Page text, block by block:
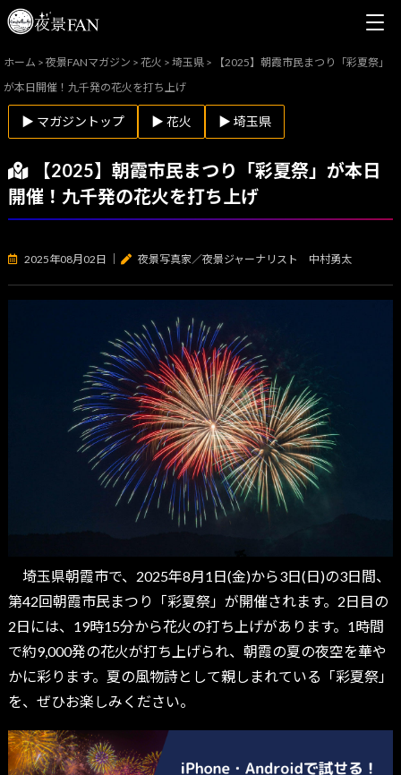
ホーム >夜景FANマガジン >花火 >埼玉県 >
【2025】朝霞市民まつり「彩夏祭」
が本日開催！九千発の花火を打ち上げ
▶ マガジントップ ▶ 花火 ▶ 埼玉県
【2025】朝霞市民まつり「彩夏祭」が本日
開催！九千発の花火を打ち上げ
2025年08月02日 夜景写真家／夜景ジャーナリスト 中村勇太
埼玉県朝霞市で、2025年8月1日(金)から3日(日)の3日間、
第42回朝霞市民まつり「彩夏祭」が開催されます。2日目の
2日には、19時15分から花火の打ち上げがあります。1時間
で約9,000発の花火が打ち上げられ、朝霞の夏の夜空を華や
かに彩ります。夏の風物詩として親しまれている「彩夏祭」
を、ぜひお楽しみください。